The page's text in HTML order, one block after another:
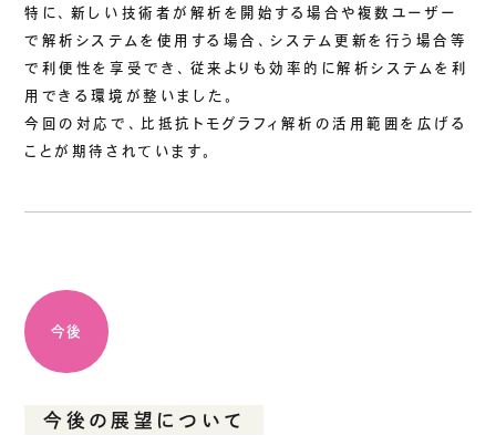
特に、新しい技術者が解析を開始する場合や複数ユーザー
で解析システムを使用する場合、システム更新を行う場合等
で利便性を享受でき、従来よりも効率的に解析システムを利
用できる環境が整いました。
今回の対応で、比抵抗トモグラフィ解析の活用範囲を広げる
ことが期待されています。
今後
今後の展望について